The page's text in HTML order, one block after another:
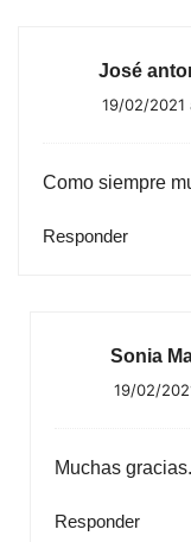
José
19/02/2021
Como siempre
Responder
Sonia
19/02/
Muchas gracias.
Responder